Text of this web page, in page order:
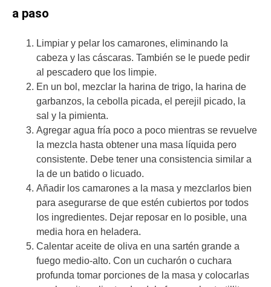
a paso
Limpiar y pelar los camarones, eliminando la
cabeza y las cáscaras. También se le puede pedir
al pescadero que los limpie.
En un bol, mezclar la harina de trigo, la harina de
garbanzos, la cebolla picada, el perejil picado, la
sal y la pimienta.
Agregar agua fría poco a poco mientras se revuelve
la mezcla hasta obtener una masa líquida pero
consistente. Debe tener una consistencia similar a
la de un batido o licuado.
Añadir los camarones a la masa y mezclarlos bien
para asegurarse de que estén cubiertos por todos
los ingredientes. Dejar reposar en lo posible, una
media hora en heladera.
Calentar aceite de oliva en una sartén grande a
fuego medio-alto. Con un cucharón o cuchara
profunda tomar porciones de la masa y colocarlas